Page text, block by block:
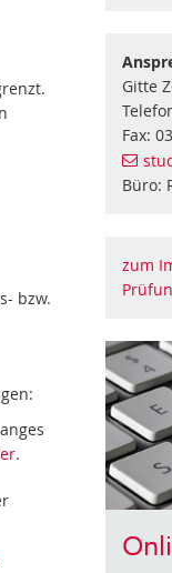
bzw.
.
Gitte
Fax:
Büro:
zum